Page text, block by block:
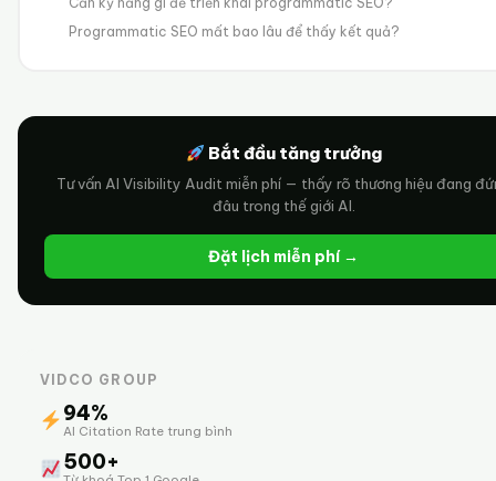
Programmatic SEO mất bao lâu để thấy kết quả?
Bắt đầu tăng trưởng
Tư vấn AI Visibility Audit miễn phí — thấy rõ thương hiệu đang
đâu trong thế giới AI.
Đặt lịch miễn phí →
VIDCO GROUP
94%
AI Citation Rate trung bình
500+